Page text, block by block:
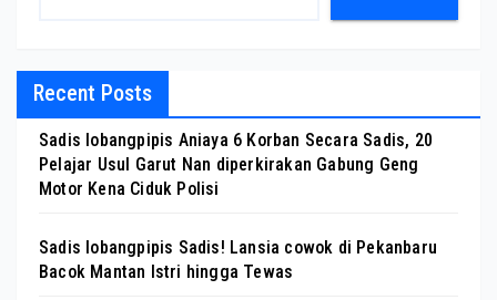
Recent Posts
Sadis lobangpipis Aniaya 6 Korban Secara Sadis, 20
Pelajar Usul Garut Nan diperkirakan Gabung Geng
Motor Kena Ciduk Polisi
Sadis lobangpipis Sadis! Lansia cowok di Pekanbaru
Bacok Mantan Istri hingga Tewas